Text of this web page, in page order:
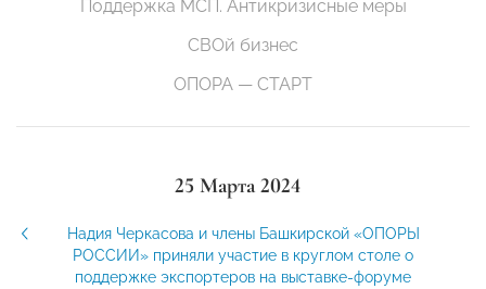
Поддержка МСП. Антикризисные меры
СВОй бизнес
ОПОРА — СТАРТ
25 Марта 2024
Надия Черкасова и члены Башкирской «ОПОРЫ
РОССИИ» приняли участие в круглом столе о
поддержке экспортеров на выставке-форуме